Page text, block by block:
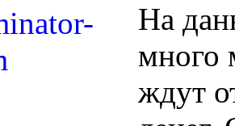
На
много
ждут